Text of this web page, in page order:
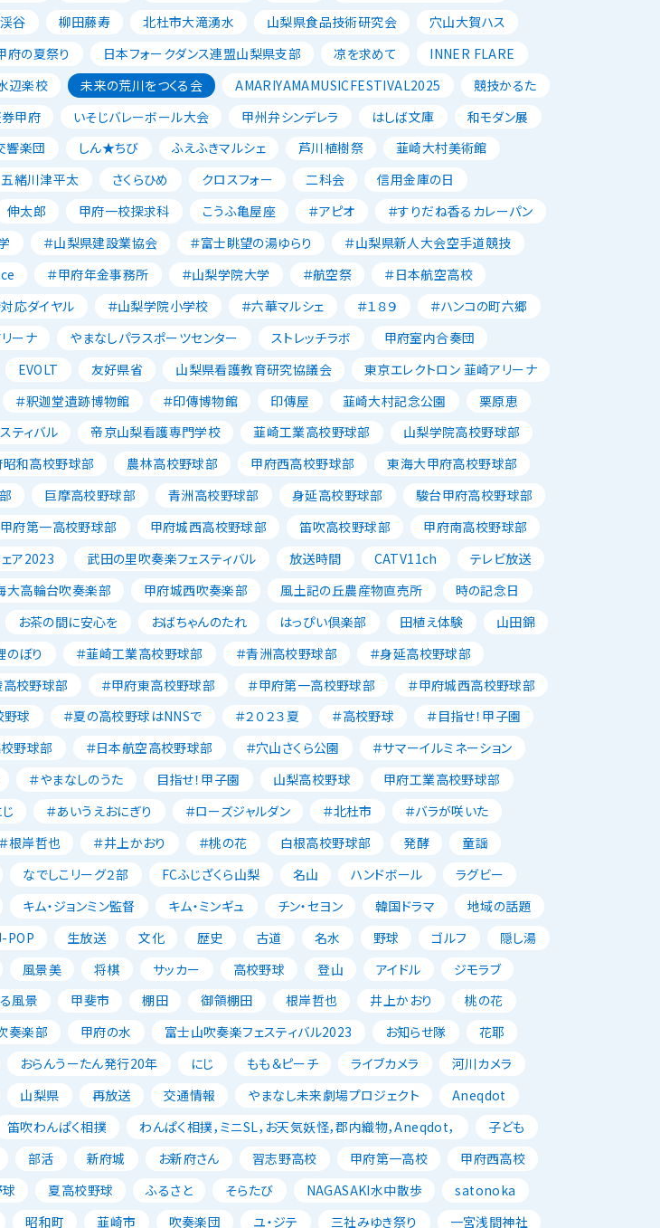
谷 柳田藤寿 北杜市大滝湧水 山梨県食品技術研究会
穴山大賀ハス
府の夏祭り 日本フォークダンス連盟山梨県支部 凉を求めて
INNER FLARE
辺楽校 未来の荒川をつくる会 AMARIYAMAMUSICFESTIVAL2025
競技かるた
甲府 いそじバレーボール大会 甲州弁シンデレラ はしば文庫
和モダン展
響楽団 しん★ちび ふえふきマルシェ 芦川植樹祭
韮崎大村美術館
五緒川津平太 さくらひめ クロスフォー 二科会
信用金庫の日
伸太郎 甲府一校探求科 こうふ亀屋座 ＃アピオ
＃すりだね香るカレーパン
＃山梨県建設業協会 ＃富士眺望の湯ゆらり
＃山梨県新人大会空手道競技
＃甲府年金事務所 ＃山梨学院大学 ＃航空祭
＃日本航空高校
応ダイヤル ＃山梨学院小学校 ＃六華マルシェ ＃１８９
＃ハンコの町六郷
ーナ やまなしパラスポーツセンター ストレッチラボ
甲府室内合奏団
EVOLT 友好県省 山梨県看護教育研究協議会
東京エレクトロン 韮崎アリーナ
＃釈迦堂遺跡博物館 ＃印傳博物館 印傳屋 韮崎大村記念公園
栗原恵
ティバル 帝京山梨看護専門学校 韮崎工業高校野球部
山梨学院高校野球部
昭和高校野球部 農林高校野球部 甲府西高校野球部
東海大甲府高校野球部
巨摩高校野球部 青洲高校野球部 身延高校野球部
駿台甲府高校野球部
甲府第一高校野球部 甲府城西高校野球部 笛吹高校野球部
甲府南高校野球部
ェア2023 武田の里吹奏楽フェスティバル 放送時間 CATV11ch
テレビ放送
大高輪台吹奏楽部 甲府城西吹奏楽部 風土記の丘農産物直売所
時の記念日
お茶の間に安心を おばちゃんのたれ はっぴい倶楽部 田植え体験
山田錦
のぼり ＃韮崎工業高校野球部 ＃青洲高校野球部
＃身延高校野球部
高校野球部 ＃甲府東高校野球部 ＃甲府第一高校野球部
＃甲府城西高校野球部
野球 ＃夏の高校野球はNNSで ＃２０２３夏 ＃高校野球
＃目指せ！甲子園
野球部 ＃日本航空高校野球部 ＃穴山さくら公園
＃サマーイルミネーション
＃やまなしのうた 目指せ！甲子園 山梨高校野球
甲府工業高校野球部
＃あいうえおにぎり ＃ローズジャルダン ＃北杜市
＃バラが咲いた
＃根岸哲也 ＃井上かおり ＃桃の花 白根高校野球部 発酵
童謡
なでしこリーグ２部 FCふじざくら山梨 名山 ハンドボール
ラグビー
キム・ジョンミン監督 キム・ミンギュ チン・セヨン 韓国ドラマ
地域の話題
POP 生放送 文化 歴史 古道 名水 野球 ゴルフ
隠し湯
風景美 将棋 サッカー 高校野球 登山 アイドル
ジモラブ
風景 甲斐市 棚田 御領棚田 根岸哲也 井上かおり
桃の花
奏楽部 甲府の水 富士山吹奏楽フェスティバル2023 お知らせ隊
花耶
おらんうーたん発行20年 にじ もも＆ピーチ ライブカメラ
河川カメラ
山梨県 再放送 交通情報 やまなし未来劇場プロジェクト
Aneqdot
笛吹わんぱく相撲 わんぱく相撲，ミニSL，お天気妖怪，郡内織物，Aneqdot，
子ども
部活 新府城 お新府さん 習志野高校 甲府第一高校
甲府西高校
夏高校野球 ふるさと そらたび NAGASAKI水中散歩
satonoka
昭和町 韮崎市 吹奏楽団 ユ・ジテ 三社みゆき祭り 一宮浅間神社